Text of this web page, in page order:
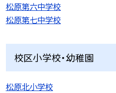
松原第六中学校
松原第七中学校
校区小学校・幼稚園
松原北小学校